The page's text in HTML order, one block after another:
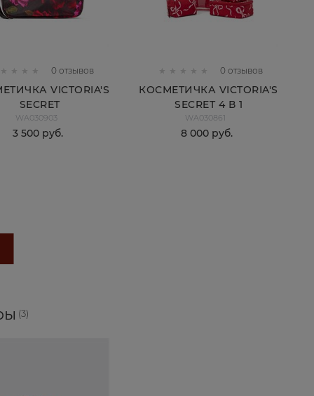
0 отзывов
VICTORIA'S
SECRET
WA030903
3 500 руб.
0 отзывов
КОСМЕТИЧКА VICTORIA'S
SECRET 4 В 1
WA030861
8 000 руб.
(3)